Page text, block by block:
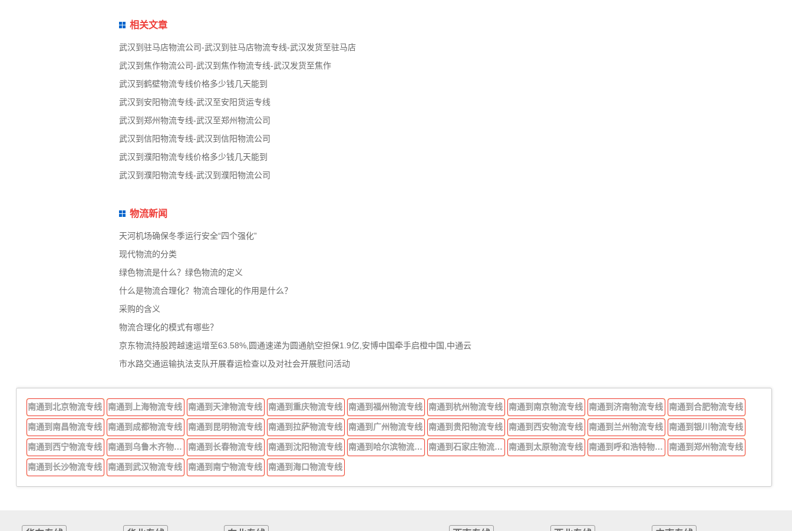
相关文章
武汉到驻马店物流公司-武汉到驻马店物流专线-武汉发货至驻马店
武汉到焦作物流公司-武汉到焦作物流专线-武汉发货至焦作
武汉到鹤壁物流专线价格多少钱几天能到
武汉到安阳物流专线-武汉至安阳货运专线
武汉到郑州物流专线-武汉至郑州物流公司
武汉到信阳物流专线-武汉到信阳物流公司
武汉到濮阳物流专线价格多少钱几天能到
武汉到濮阳物流专线-武汉到濮阳物流公司
物流新闻
天河机场确保冬季运行安全“四个强化”
现代物流的分类
绿色物流是什么？绿色物流的定义
什么是物流合理化？物流合理化的作用是什么？
采购的含义
物流合理化的模式有哪些？
京东物流持股跨越速运增至63.58%,圆通速递为圆通航空担保1.9亿,安博中国牵手启橙中国,中通云
市水路交通运输执法支队开展春运检查以及对社会开展慰问活动
南通到北京物流专线 南通到上海物流专线 南通到天津物流专线 南通到重庆物流专线 南通到福州物流专线 南通到杭州物流专线 南通到南京物流专线 南通到济南物流专线 南通到合肥物流专线
南通到南昌物流专线 南通到成都物流专线 南通到昆明物流专线 南通到拉萨物流专线 南通到广州物流专线 南通到贵阳物流专线 南通到西安物流专线 南通到兰州物流专线 南通到银川物流专线
南通到西宁物流专线 南通到乌鲁木齐物流专线 南通到长春物流专线 南通到沈阳物流专线 南通到哈尔滨物流专线 南通到石家庄物流专线 南通到太原物流专线 南通到呼和浩特物流专线 南通到郑州物流专线
南通到长沙物流专线 南通到武汉物流专线 南通到南宁物流专线 南通到海口物流专线